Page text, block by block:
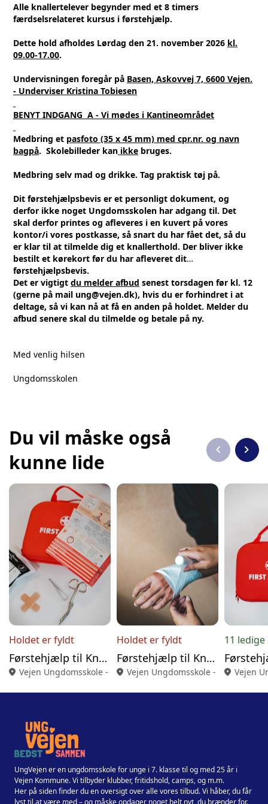
Alle knallertelever begynder med et 8 timers
færdselsrelateret kursus i førstehjælp.
Dette hold afholdes Lørdag den 21. november 2026 kl.
09.00-17.00.
Undervisningen foregår på Basen, Askovvej 7, 6600 Vejen.
- Underviser Kristina Tobiesen
BENYT INDGANG A - Vi mødes i Kantineområdet
Medbring et pasfoto (35 x 45 mm) med cpr.nr. og navn
bagpå. Skolebilleder kan ikke bruges.
Medbring selv mad og drikke. Tag praktisk tøj på.
Dit førstehjælpsbevis er et personligt dokument, og
derfor ikke noget Ungdomsskolen har adgang til. Det
skal derfor printes og afleveres i en kuvert på vores
kontor/i vores postkasse, så snart du har fået det, så du
er klar til at tilmelde dig et knallerthold. Der bliver ikke
bestilt et kørekort før du har afleveret dit
førstehjælpsbevis.
Det er vigtigt du melder afbud senest torsdagen før kl. 12
(gerne på mail ung@vejen.dk), hvis du er forhindret i at
deltage, så vi kan nå at få en anden på holdet. Melder du
afbud senere skal du tilmelde og betale på ny.
Med venlig hilsen
Ungdomsskolen
Du vil måske også
kunne lide
chevron_left chevron_right
Holdet er fyldt
Førstehjælp til Knallertkørekort 22.8.26
location_on Vejen Ungdomsskole - Askovvej 7, 6600 Vejen
Holdet er fyldt
Førstehjælp til Knallertkørekort 23.8.26
location_on Vejen Ungdomsskole - Askovvej 7,
11
location_on Vejen
UngVejen er en ungdomsskole for unge i 7. klasse til og med 25 år i
Vejen Kommune. Vi tilbyder klubber, fritidshold, camps, og m.m.
Her på siden finder du en oversigt over alle vores tilbud. Vi håber, du får
lyst til at være med – og måske opdager noget helt nyt, du brænder for.